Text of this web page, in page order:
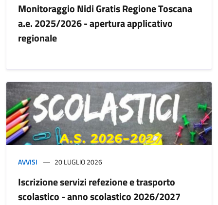
Monitoraggio Nidi Gratis Regione Toscana
a.e. 2025/2026 - apertura applicativo
regionale
AVVISI 20 LUGLIO 2026
Iscrizione servizi refezione e trasporto
scolastico - anno scolastico 2026/2027